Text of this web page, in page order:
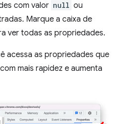
com valor null ou
Marque a caixa de
ver todas as propriedades.
acessa as propriedades que
mais rapidez e aumenta